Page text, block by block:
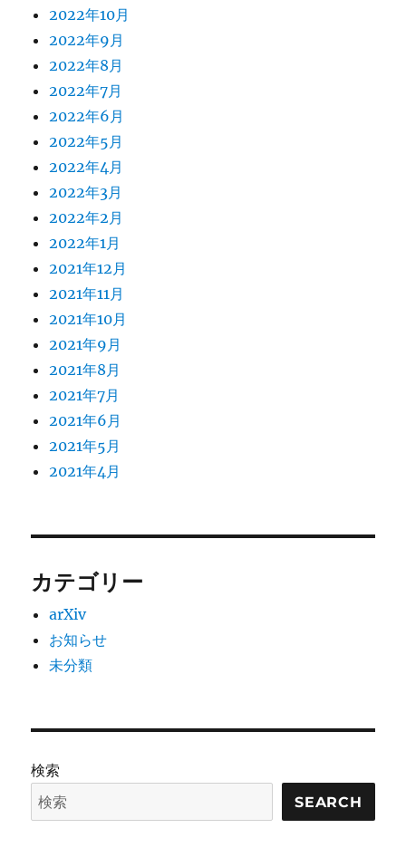
2022年10月
2022年9月
2022年8月
2022年7月
2022年6月
2022年5月
2022年4月
2022年3月
2022年2月
2022年1月
2021年12月
2021年11月
2021年10月
2021年9月
2021年8月
2021年7月
2021年6月
2021年5月
2021年4月
カテゴリー
arXiv
お知らせ
未分類
検索
SEARCH